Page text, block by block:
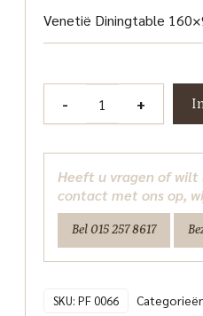
Venetië Diningtable
-
Tower
Living
aantal
+
Heeft u vragen of wilt
contact met ons op,
Bel 015 257 8617
SKU: PF 0066